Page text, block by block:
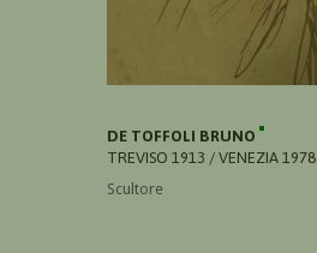
DE TOFFOLI BRUNO
TREVISO 1913 / VENEZIA 1978
Scultore